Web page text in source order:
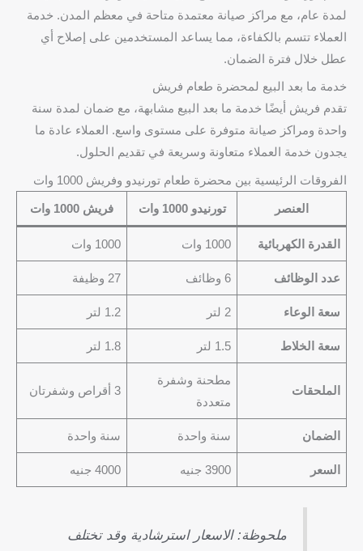
لمدة عام، مع مراكز صيانة معتمدة متاحة في معظم المدن. خدمة
العملاء تتسم بالكفاءة، مما يساعد المستخدمين على إصلاح أي
عطل خلال فترة الضمان.
خدمة ما بعد البيع لمحضرة طعام فريش
تقدم فريش أيضًا خدمة ما بعد البيع مشابهة، مع ضمان لمدة سنة
واحدة ومراكز صيانة متوفرة على مستوى واسع. العملاء عادة ما
يجدون خدمة العملاء متعاونة وسريعة في تقديم الحلول.
الفروقات الرئيسية بين محضرة طعام تورنيدو وفريش 1000 وات
العنصر تورنيدو 1000 وات فريش 1000 وات
القدرة الكهربائية 1000 وات 1000 وات
عدد الوظائف 6 وظائف 27 وظيفة
سعة الوعاء 2 لتر 1.2 لتر
سعة الخلاط 1.5 لتر 1.8 لتر
الملحقات
مطحنة وشفرة
متعددة
3 أقراص وشفرتان
الضمان سنة واحدة سنة واحدة
السعر 3900 جنيه 4000 جنيه
ملحوظة: الاسعار استرشادية وقد تختلف